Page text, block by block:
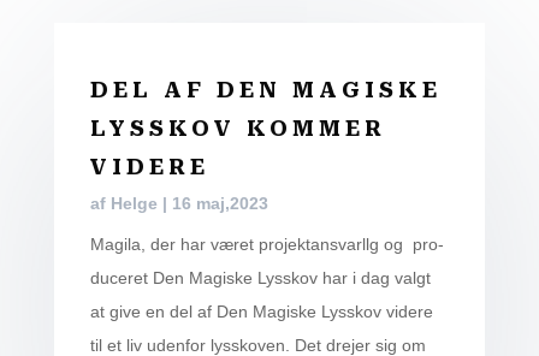
DEL AF DEN MAGISKE
LYSSKOV KOMMER
VIDERE
af Helge | 16 maj,2023
Magila, der har været pro­jek­tansvar­l­lg og pro­
du­ce­ret Den Magi­ske Lys­skov har i dag valgt
at give en del af Den Magi­ske Lys­skov vide­re
til et liv uden­for lys­sko­ven. Det dre­jer sig om